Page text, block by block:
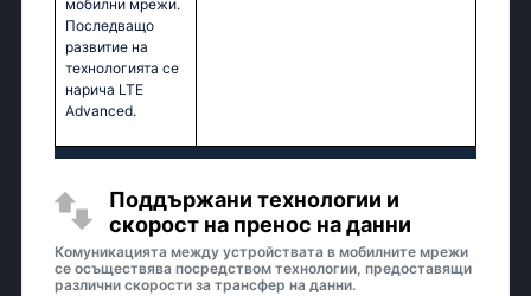
мобилни мрежи.
Последващо
развитие на
технологията се
нарича LTE
Advanced.
Поддържани технологии и
скорост на пренос на данни
Комуникацията между устройствата в мобилните мрежи
се осъществява посредством технологии, предоставящи
различни скорости за трансфер на данни.